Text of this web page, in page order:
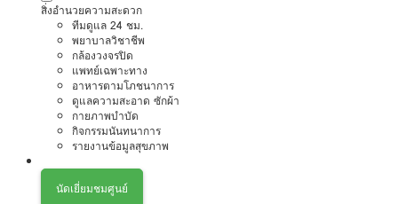
สิ่งอำนวยความสะดวก
ทีมดูแล 24 ชม.
พยาบาลวิชาชีพ
กล้องวงจรปิด
แพทย์เฉพาะทาง
อาหารตามโภชนาการ
ดูแลความสะอาด ซักผ้า
กายภาพบำบัด
กิจกรรมนันทนาการ
รายงานข้อมูลสุขภาพ
นัดเยี่ยมชมศูนย์